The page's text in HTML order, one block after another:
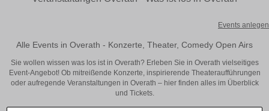
Events anlegen
Alle Events in Overath - Konzerte, Theater, Comedy Open Airs
Sie wollen wissen was los ist in Overath? Erleben Sie in Overath vielseitiges
Event-Angebot! Ob mitreißende Konzerte, inspirierende Theateraufführungen
oder aufregende Veranstaltungen in Overath – hier finden alles im Überblick
und Tickets.